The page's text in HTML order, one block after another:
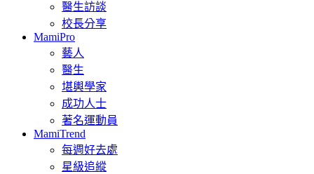
醫生訪談
校長分享
MamiPro
藝人
醫生
堪輿學家
成功人士
著名運動員
MamiTrend
每週好去處
星級追縱